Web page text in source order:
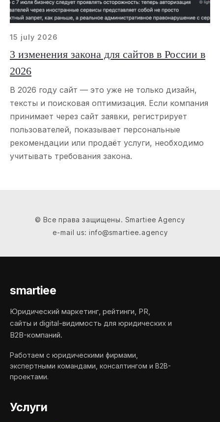
15 july 2026
3 изменения закона для сайтов в России в
2026
В 2026 году сайт — это уже не только дизайн,
тексты и поисковая оптимизация. Если компания
принимает через сайт заявки, регистрирует
пользователей, показывает персональные
рекомендации или продаёт услуги, необходимо
учитывать требования закона.
© Все права защищены. Smartiee Agency
e-mail us: info@smartiee.agency
smartiee
Юридический маркетинг, рейтинги, PR,
сайты и digital-видимость для юридических и
B2B-компаний.
Работаем с юридическими фирмами,
экспертными командами, консалтингом и B2B-
проектами.
Услуги